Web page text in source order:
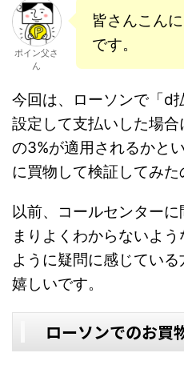
ポイン父さ
ん
皆さんこん
です。
今回は、ローソンで「d
設定して支払いした場
の3%が適用されるかと
に買物して検証してみた
以前、コールセンター
まりよくわからないよ
ように疑問に感じてい
嬉しいです。
ローソンでのお買